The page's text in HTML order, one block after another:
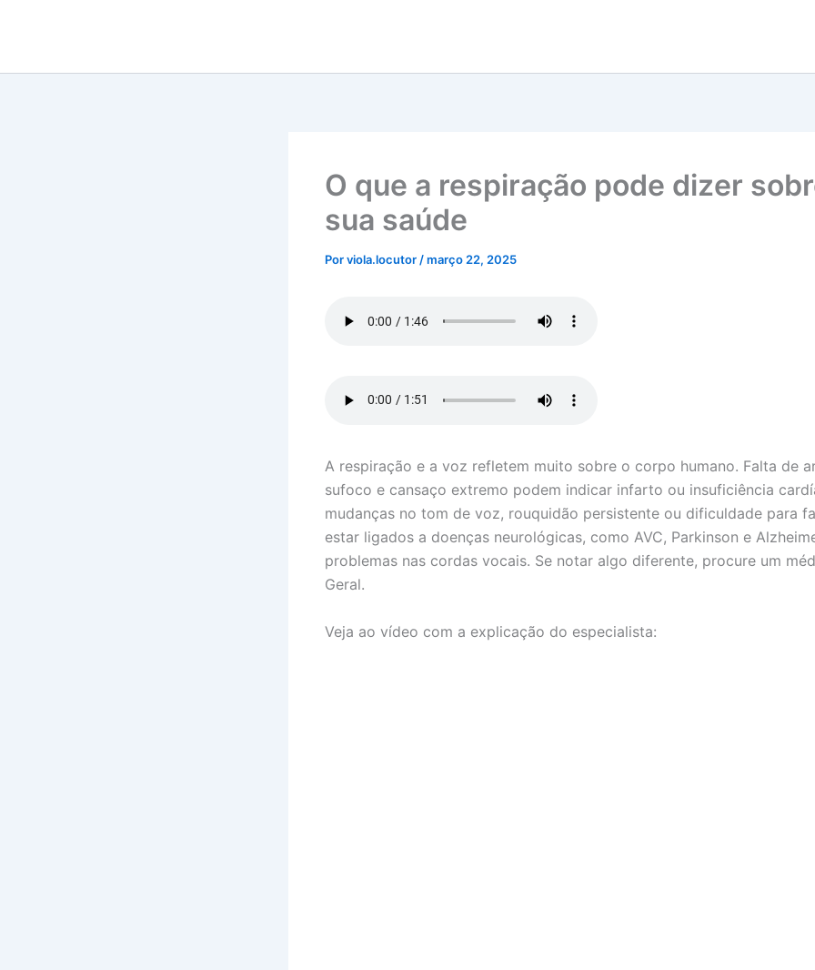
O que a respiração pode dizer
sua saúde
Porviola.locutor /março 22, 2025
A respiração e a voz refletem muito sobre o corpo humano. Falta de
sufoco e cansaço extremo podem indicar infarto ou insuficiência
mudanças no tom de voz, rouquidão persistente ou dificuldade para
estar ligados a doenças neurológicas, como AVC, Parkinson e
problemas nas cordas vocais. Se notar algo diferente, procure um
Geral.
Veja ao vídeo com a explicação do especialista: